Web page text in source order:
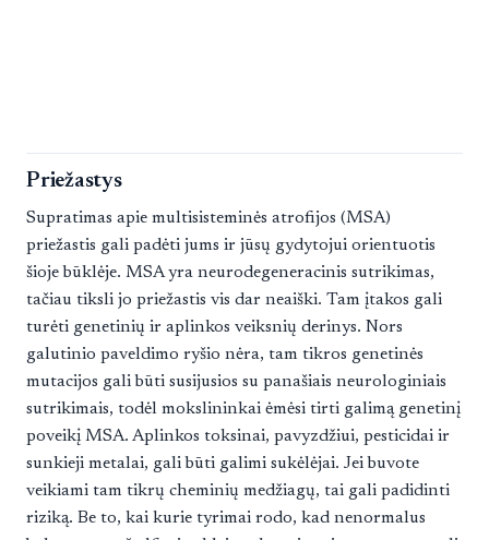
Priežastys
Supratimas apie multisisteminės atrofijos (MSA)
priežastis gali padėti jums ir jūsų gydytojui orientuotis
šioje būklėje. MSA yra neurodegeneracinis sutrikimas,
tačiau tiksli jo priežastis vis dar neaiški. Tam įtakos gali
turėti genetinių ir aplinkos veiksnių derinys. Nors
galutinio paveldimo ryšio nėra, tam tikros genetinės
mutacijos gali būti susijusios su panašiais neurologiniais
sutrikimais, todėl mokslininkai ėmėsi tirti galimą genetinį
poveikį MSA. Aplinkos toksinai, pavyzdžiui, pesticidai ir
sunkieji metalai, gali būti galimi sukėlėjai. Jei buvote
veikiami tam tikrų cheminių medžiagų, tai gali padidinti
riziką. Be to, kai kurie tyrimai rodo, kad nenormalus